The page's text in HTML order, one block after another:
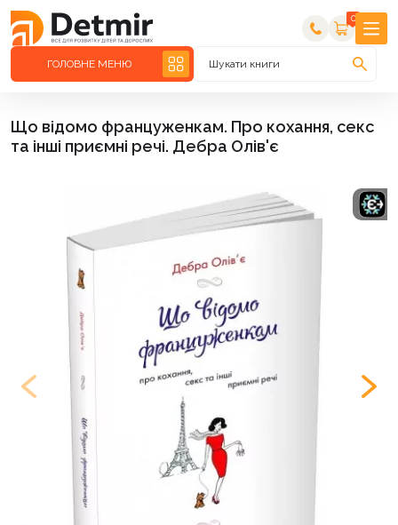
0
ГОЛОВНЕ МЕНЮ Шукати книги
Що відомо француженкам. Про кохання, секс
та інші приємні речі. Дебра Олів'є